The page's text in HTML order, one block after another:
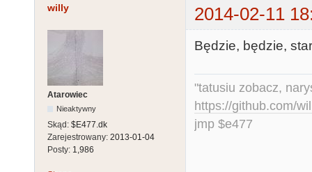
willy 2014-02-11
Atarowiec
Nieaktywny
Skąd: $E477.dk
Zarejestrowany: 2013-01-04
Posty: 1,986
Będzie, będzie,
"tatusiu zobacz,
https://github.com/
jmp $e477